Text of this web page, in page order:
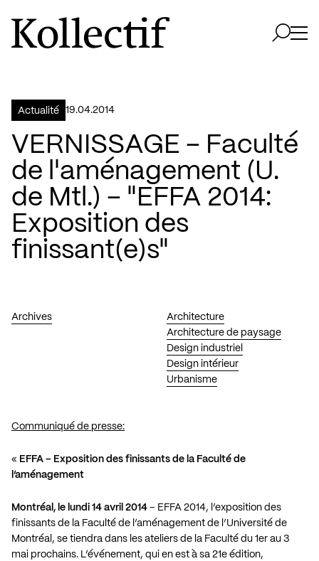
Aller à la page d'accueil
Logo Kollectif
Actualité 19.04.2014
VERNISSAGE – Faculté
de l'aménagement (U.
de Mtl.) – "EFFA 2014:
Exposition des
finissant(e)s"
Archives
Architecture
Architecture de paysage
Design industriel
Design intérieur
Urbanisme
Communiqué de presse:
« EFFA – Exposition des finissants de la Faculté de
l’aménagement
Montréal, le lundi 14 avril 2014 – EFFA 2014, l’exposition des
finissants de la Faculté de l’aménagement de l’Université de
Montréal, se tiendra dans les ateliers de la Faculté du 1er au 3
mai prochains. L’événement, qui en est à sa 21e édition,